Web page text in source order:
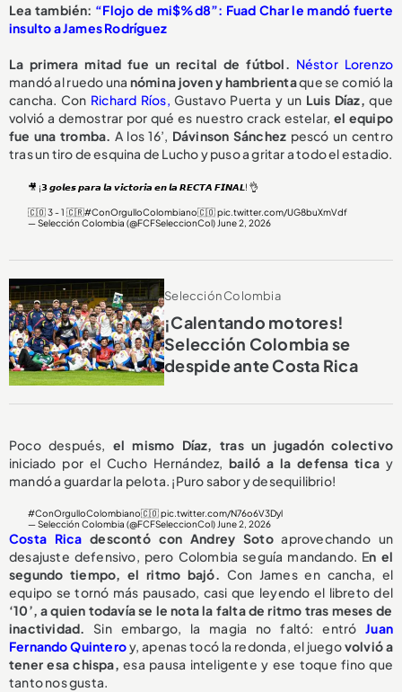
Lea también: “Flojo de mi$%d8”: Fuad Char le mandó fuerte
insulto a James Rodríguez
La primera mitad fue un recital de fútbol. Néstor Lorenzo
mandó al ruedo una nómina joven y hambrientaque se comió la
cancha. Con Richard Ríos, Gustavo Puerta y un Luis Díaz,que
volvió a demostrar por qué es nuestro crack estelar, el equipo
fue una tromba. A los 16’, Dávinson Sánchez pescó un centro
tras un tiro de esquina de Lucho y puso a gritar a todo el estadio.
🎥 ¡𝟯 𝙜𝙤𝙡𝙚𝙨 𝙥𝙖𝙧𝙖 𝙡𝙖 𝙫𝙞𝙘𝙩𝙤𝙧𝙞𝙖 𝙚𝙣 𝙡𝙖 𝙍𝙀𝘾𝙏𝘼 𝙁𝙄𝙉𝘼𝙇! 👌
🇨🇴 3 - 1 🇨🇷#ConOrgulloColombiano🇨🇴pic.twitter.com/UG8buXmVdf
— Selección Colombia (@FCFSeleccionCol) June 2, 2026
Selección Colombia
¡Calentando motores!
Selección Colombia se
despide ante Costa Rica
Poco después, el mismo Díaz, tras un jugadón colectivo
iniciado por el Cucho Hernández,bailó a la defensa tica y
mandó a guardar la pelota. ¡Puro sabor y desequilibrio!
#ConOrgulloColombiano🇨🇴pic.twitter.com/N76o6V3Dyl
— Selección Colombia (@FCFSeleccionCol) June 2, 2026
Costa Ricadescontó con Andrey Sotoaprovechando un
desajuste defensivo, pero Colombia seguía mandando. En el
segundo tiempo, el ritmo bajó. Con James en cancha, el
equipo se tornó más pausado, casi que leyendo el libreto del
‘10’, a quien todavía se le nota la falta de ritmo tras meses de
inactividad.Sin embargo, la magia no faltó: entróJuan
Fernando Quinteroy, apenas tocó la redonda, el juegovolvió a
tener esa chispa,esa pausa inteligente y ese toque fino que
tanto nos gusta.